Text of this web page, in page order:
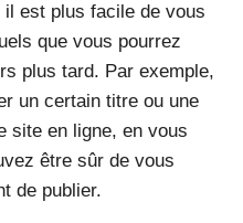
est plus facile de vous
que vous pourrez
plus tard. Par exemple,
un certain titre ou une
site en ligne, en vous
être sûr de vous
de publier.